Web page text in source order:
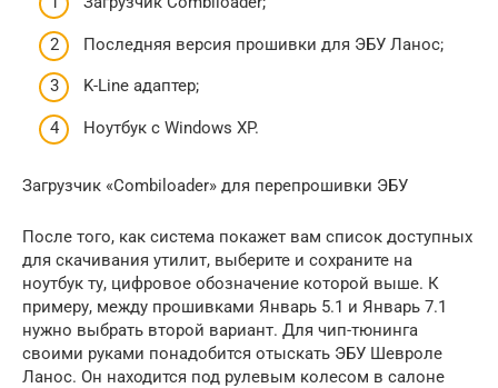
Последняя версия прошивки для ЭБУ Ланос;
K-Line адаптер;
Ноутбук с Windows XP.
Загрузчик «Combiloader» для перепрошивки ЭБУ
После того, как система покажет вам список доступных
для скачивания утилит, выберите и сохраните на
ноутбук ту, цифровое обозначение которой выше. К
примеру, между прошивками Январь 5.1 и Январь 7.1
нужно выбрать второй вариант. Для чип-тюнинга
своими руками понадобится отыскать ЭБУ Шевроле
Ланос. Он находится под рулевым колесом в салоне